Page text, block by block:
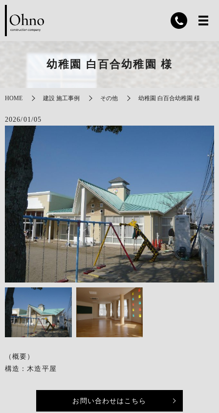
幼稚園 白百合幼稚園 様
HOME 建設 施工事例 その他 幼稚園 白百合幼稚園 様
2026/01/05
（概要）
構造：木造平屋
お問い合わせはこちら